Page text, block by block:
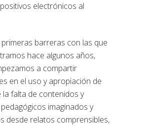
electrónicos al
primeras barreras con las que
hace algunos años,
a compartir
en el uso y apropiación de
la falta de contenidos y
imaginados y
desde relatos comprensibles,